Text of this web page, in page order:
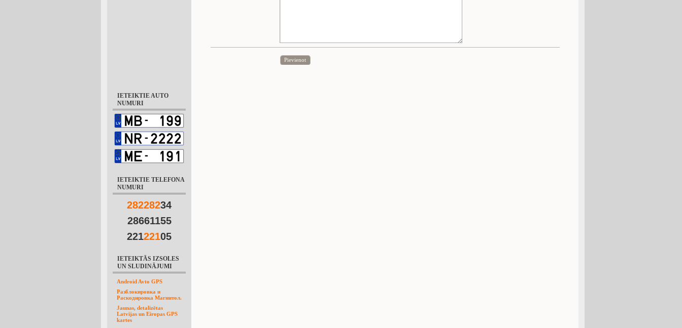
IETEIKTIE AUTO
NUMURI
IETEIKTIE TELEFONA
NUMURI
28228234
28661155
22122105
IETEIKTĀS IZSOLES
UN SLUDINĀJUMI
Android Avto GPS
Разблокировка и
Раскодировка Магнитол.
Jaunas, detalizētas
Latvijas un Eiropas GPS
kartes
Pievienot